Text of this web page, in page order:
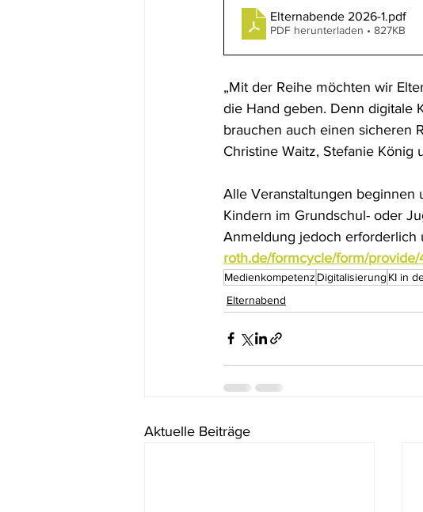
Elternabende 2026-1.pdf
PDF herunterladen • 827KB
„Mit der Reihe möchten wir
die Hand geben. Denn digitale
brauchen auch einen sicheren
Christine Waitz, Stefanie König
Alle Veranstaltungen beginnen
Kindern im Grundschul- oder
Anmeldung jedoch erforderlich
roth.de/formcycle/form/
Medienkompetenz Digitalisierung KI in
Elternabend
Aktuelle Beiträge